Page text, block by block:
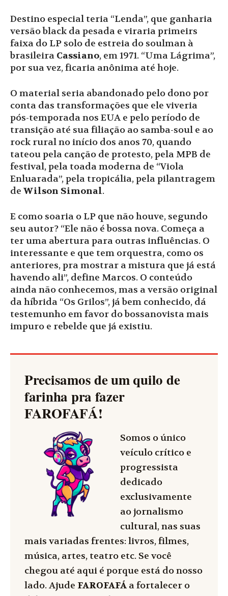
Destino especial teria “Lenda”, que ganharia
versão black da pesada e viraria primeirs
faixa do LP solo de estreia do soulman à
brasileira Cassiano, em 1971. “Uma Lágrima”,
por sua vez, ficaria anônima até hoje.
O material seria abandonado pelo dono por
conta das transformações que ele viveria
pós-temporada nos EUA e pelo período de
transição até sua filiação ao samba-soul e ao
rock rural no início dos anos 70, quando
tateou pela canção de protesto, pela MPB de
festival, pela toada moderna de “Viola
Enluarada”, pela tropicália, pela pilantragem
de Wilson Simonal.
E como soaria o LP que não houve, segundo
seu autor? “Ele não é bossa nova. Começa a
ter uma abertura para outras influências. O
interessante e que tem orquestra, como os
anteriores, pra mostrar a mistura que já está
havendo ali”, define Marcos. O conteúdo
ainda não conhecemos, mas a versão original
da híbrida “Os Grilos”, já bem conhecido, dá
testemunho em favor do bossanovista mais
impuro e rebelde que já existiu.
Precisamos de um quilo de
farinha pra fazer
FAROFAFÁ!
Somos o único
veículo crítico e
progressista
dedicado
exclusivamente
ao jornalismo
cultural, nas suas
mais variadas frentes: livros, filmes,
música, artes, teatro etc. Se você
chegou até aqui é porque está do nosso
lado. Ajude FAROFAFÁ a fortalecer o